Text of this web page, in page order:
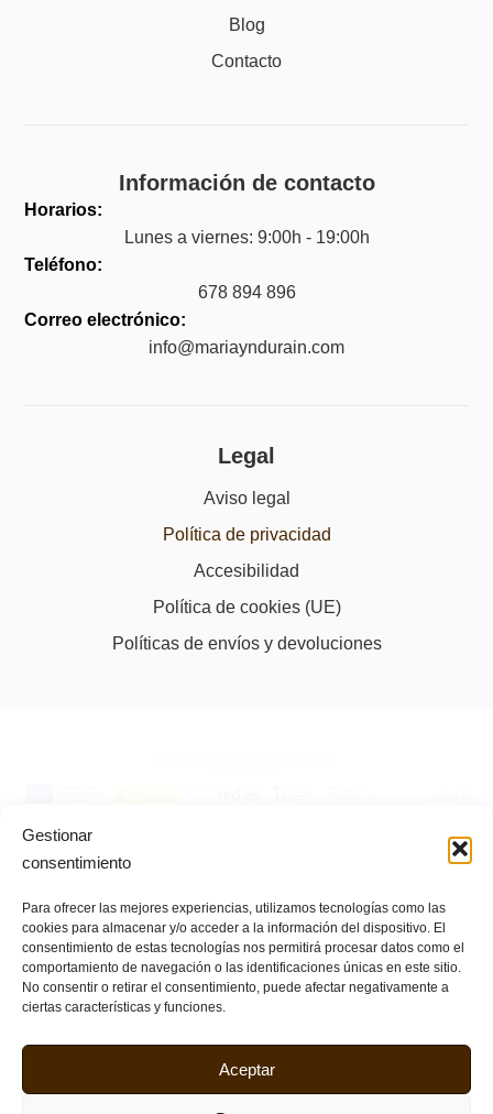
Gestionar
consentimiento
Para ofrecer las mejores experiencias, utilizamos tecnologías como las
cookies para almacenar y/o acceder a la información del dispositivo. El
consentimiento de estas tecnologías nos permitirá procesar datos como el
comportamiento de navegación o las identificaciones únicas en este sitio.
No consentir o retirar el consentimiento, puede afectar negativamente a
ciertas características y funciones.
Aceptar
Blog
Contacto
Información de contacto
Horarios:
Lunes a viernes: 9:00h - 19:00h
Teléfono:
678 894 896
Correo electrónico:
info@mariayndurain.com
Legal
Aviso legal
Política de privacidad
Accesibilidad
Política de cookies (UE)
Políticas de envíos y devoluciones